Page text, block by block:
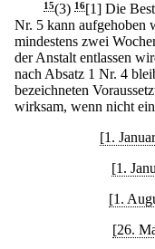
15(3) 16[1] Die
Nr. 5 kann aufgehoben
mindestens zwei
der Anstalt entlassen
nach Absatz 1 Nr. 4
bezeichneten
wirksam, wenn nicht
[1.
[1.
[1.
[26.